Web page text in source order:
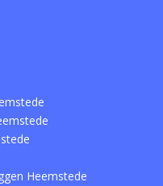
Heemstede